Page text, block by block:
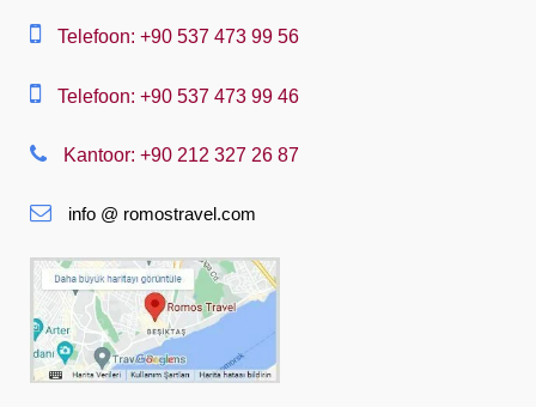
中文
Suomi
Français
Deutsch
Ελληνική
Telefoon: +90 537 473 99 56
Telefoon: +90 537 473 99 46
Kantoor: +90 212 327 26 87
info @ romostravel.com